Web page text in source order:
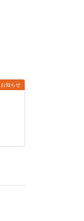
お知らせ